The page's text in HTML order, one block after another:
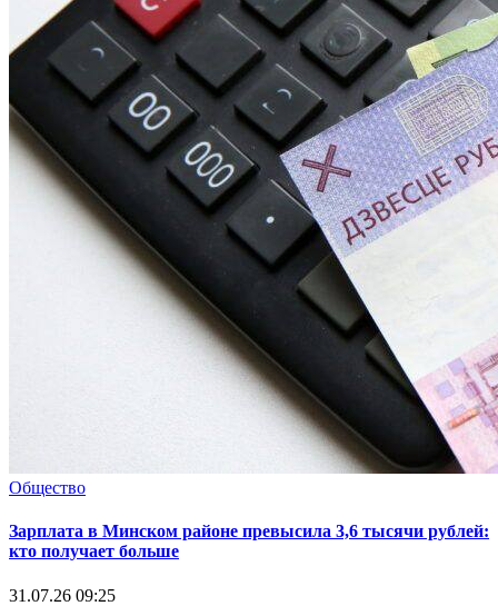
Общество
Зарплата в Минском районе превысила 3,6 тысячи рублей:
кто получает больше
31.07.26 09:25